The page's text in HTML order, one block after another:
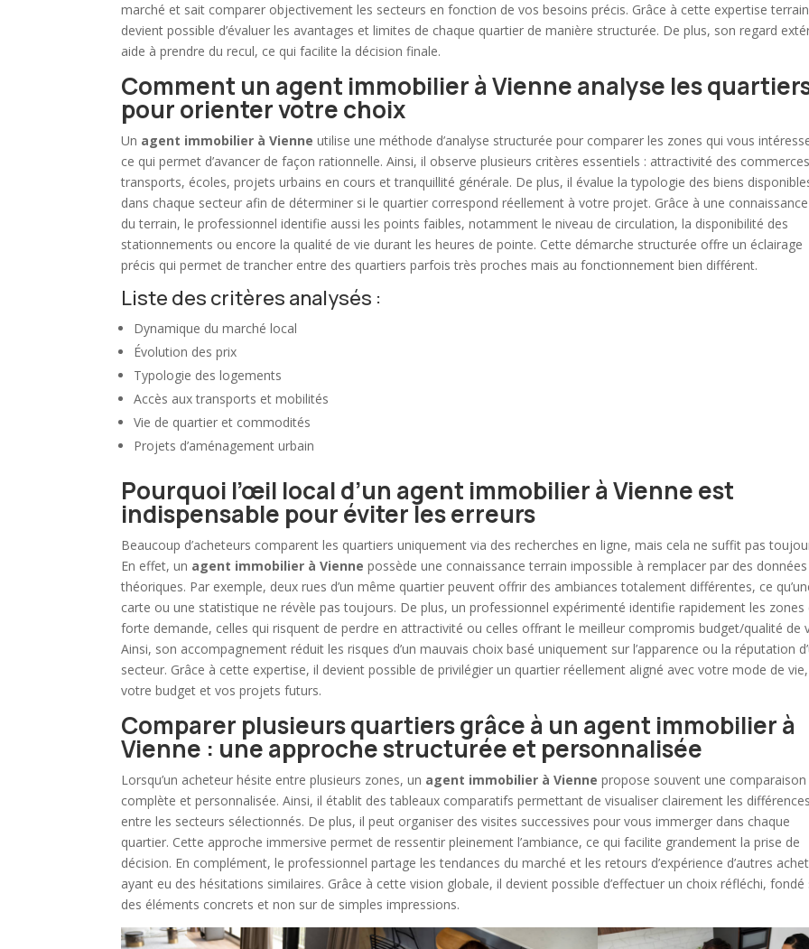
marché et sait comparer objectivement les secteurs en fonction de vos besoins précis. Grâce à cette expertise
devient possible d’évaluer les avantages et limites de chaque quartier de manière structurée. De plus, son regard
aide à prendre du recul, ce qui facilite la décision finale.
Comment un agent immobilier à Vienne analyse les
pour orienter votre choix
Un agent immobilier à Vienne utilise une méthode d’analyse structurée pour comparer les zones qui vous
ce qui permet d’avancer de façon rationnelle. Ainsi, il observe plusieurs critères essentiels : attractivité des
transports, écoles, projets urbains en cours et tranquillité générale. De plus, il évalue la typologie des biens
dans chaque secteur afin de déterminer si le quartier correspond réellement à votre projet. Grâce à une
du terrain, le professionnel identifie aussi les points faibles, notamment le niveau de circulation, la disponibilité des
stationnements ou encore la qualité de vie durant les heures de pointe. Cette démarche structurée offre un éclairage
précis qui permet de trancher entre des quartiers parfois très proches mais au fonctionnement bien différent.
Liste des critères analysés :
Dynamique du marché local
Évolution des prix
Typologie des logements
Accès aux transports et mobilités
Vie de quartier et commodités
Projets d’aménagement urbain
Pourquoi l’œil local d’un agent immobilier à Vienne est
indispensable pour éviter les erreurs
Beaucoup d’acheteurs comparent les quartiers uniquement via des recherches en ligne, mais cela ne suffit pas
En effet, un agent immobilier à Vienne possède une connaissance terrain impossible à remplacer par des données
théoriques. Par exemple, deux rues d’un même quartier peuvent offrir des ambiances totalement différentes, ce
carte ou une statistique ne révèle pas toujours. De plus, un professionnel expérimenté identifie rapidement les zones
forte demande, celles qui risquent de perdre en attractivité ou celles offrant le meilleur compromis budget/qualité de
Ainsi, son accompagnement réduit les risques d’un mauvais choix basé uniquement sur l’apparence ou la réputation
secteur. Grâce à cette expertise, il devient possible de privilégier un quartier réellement aligné avec votre mode de vie,
votre budget et vos projets futurs.
Comparer plusieurs quartiers grâce à un agent immobilier à
Vienne : une approche structurée et personnalisée
Lorsqu’un acheteur hésite entre plusieurs zones, un agent immobilier à Vienne propose souvent une comparaison
complète et personnalisée. Ainsi, il établit des tableaux comparatifs permettant de visualiser clairement les différences
entre les secteurs sélectionnés. De plus, il peut organiser des visites successives pour vous immerger dans chaque
quartier. Cette approche immersive permet de ressentir pleinement l’ambiance, ce qui facilite grandement la prise de
décision. En complément, le professionnel partage les tendances du marché et les retours d’expérience d’autres
ayant eu des hésitations similaires. Grâce à cette vision globale, il devient possible d’effectuer un choix réfléchi, fondé
des éléments concrets et non sur de simples impressions.